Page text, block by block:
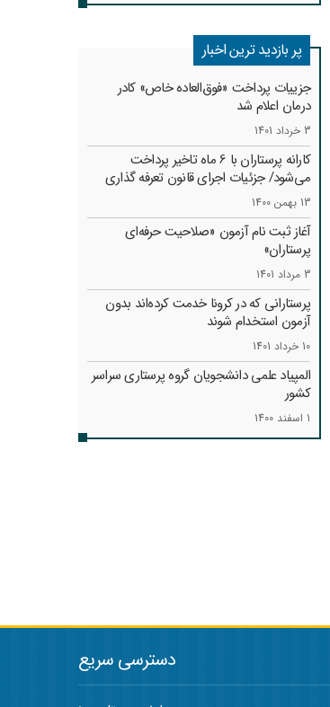
پر بازدید ترین اخبار
جزییات پرداخت «فوق‌العاده خاص» کادر
درمان اعلام شد
3 خرداد 1401
کارانه‌ پرستاران با 6 ماه تاخیر پرداخت
می‌شود/ جزئیات اجرای قانون تعرفه گذاری
13 بهمن 1400
آغاز ثبت نام آزمون «صلاحیت حرفه‌ای
پرستاران»
3 مرداد 1401
پرستارانی که در کرونا خدمت کرد‌ه‌اند بدون
آزمون استخدام شوند
10 خرداد 1401
المپیاد علمی دانشجویان گروه پرستاری سراسر
کشور
1 اسفند 1400
دسترسی سریع